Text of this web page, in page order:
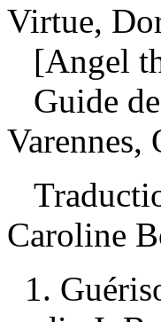
Virtue,
[Angel
Guide
Varennes,
Caroline
1.